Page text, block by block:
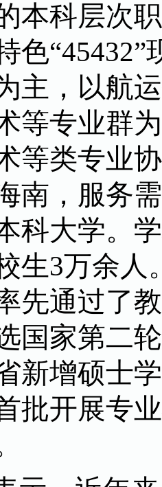
本科层次
色
主，以航
等专业群
等类专业
南，服务
科大学。
生3万余人
先通过了
国家第二
新增硕士
批开展专